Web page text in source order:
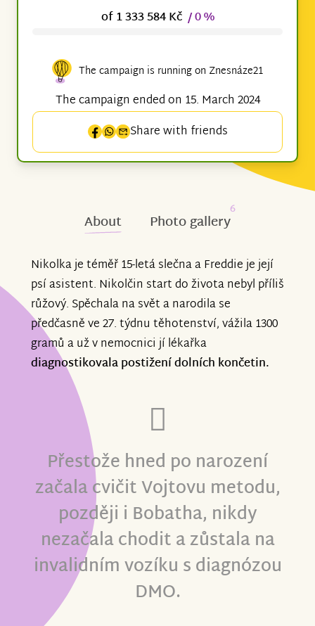
of 1 333 584 Kč / 0 %
The campaign is running on Znesnáze21
The campaign ended on 15. March 2024
Share with friends
About Photo gallery
6
Nikolka je téměř 15-letá slečna a Freddie je její
psí asistent. Nikolčin start do života nebyl příliš
růžový. Spěchala na svět a narodila se
předčasně ve 27. týdnu těhotenství, vážila 1300
gramů a už v nemocnici jí lékařka
diagnostikovala postižení dolních končetin.
Přestože hned po narození
začala cvičit Vojtovu metodu,
později i Bobatha, nikdy
nezačala chodit a zůstala na
invalidním vozíku s diagnózou
DMO.